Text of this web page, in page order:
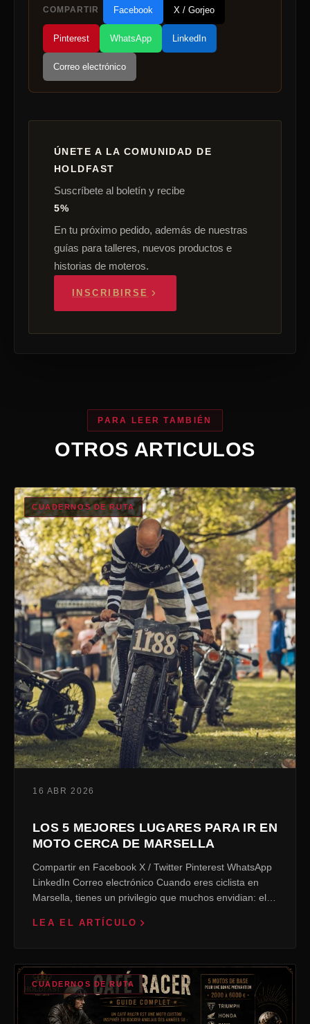
COMPARTIR Facebook X / Gorjeo
Pinterest WhatsApp LinkedIn
Correo electrónico
ÚNETE A LA COMUNIDAD DE
HOLDFAST
Suscríbete al boletín y recibe
5%
En tu próximo pedido, además de nuestras
guías para talleres, nuevos productos e
historias de moteros.
INSCRIBIRSE
PARA LEER TAMBIÉN
OTROS ARTICULOS
CUADERNOS DE RUTA
16 ABR 2026
LOS 5 MEJORES LUGARES PARA IR EN
MOTO CERCA DE MARSELLA
Compartir en Facebook X / Twitter Pinterest WhatsApp
LinkedIn Correo electrónico Cuando eres ciclista en
Marsella, tienes un privilegio que muchos envidian: el
LEA EL ARTÍCULO
CUADERNOS DE RUTA